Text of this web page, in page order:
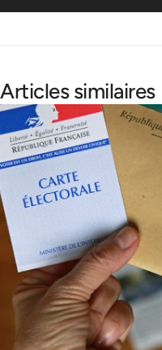
Articles similaires